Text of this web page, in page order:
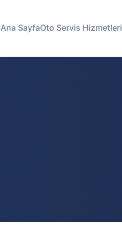
Ana SayfaOto Servis Hizmetleri